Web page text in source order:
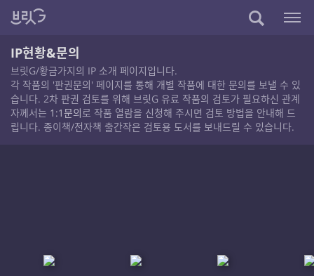
IP현황&문의
브릿G/황금가지의 IP 소개 페이지입니다.
각 작품의 '판권문의' 페이지를 통해 개별 작품에 대한 문의를 보낼 수 있
습니다. 2차 판권 검토를 위해 브릿G 유료 작품의 검토가 필요하신 관계
자께서는 1:1문의로 작품 열람을 신청해 주시면 검토 방법을 안내해 드
립니다. 종이책/전자책 출간작은 검토용 도서를 보내드릴 수 있습니다.